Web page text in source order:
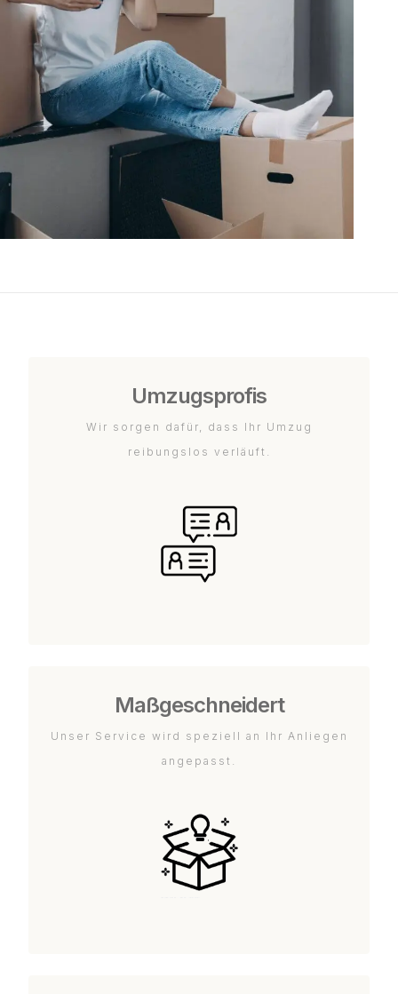
Umzugsprofis
Wir sorgen dafür, dass Ihr Umzug
reibungslos verläuft.
Maßgeschneidert
Unser Service wird speziell an Ihr Anliegen
angepasst.